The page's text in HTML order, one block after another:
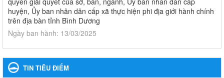
huyện, Ủy ban nhân dân cấp xã thực hiện phi địa giới hành chính
trên địa bàn tỉnh Bình Dương
Ngày ban hành: 13/03/2025
Kế hoạch Phổ biến, giáo dục pháp luật năm 2025 của ngành
Giáo dục và Đào tạo thành phố Bến Cát
Kế hoạch Phổ biến, giáo dục pháp luật năm 2025 của ngành
TIN TIÊU ĐIỂM